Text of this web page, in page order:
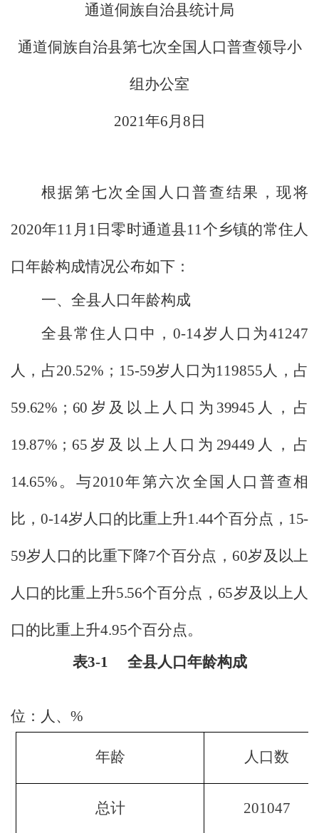
通道侗族自治县统计局
通道侗族自治县第七次全国人口普查领导小
组办公室
2021年6 月 8 日
根据第七次全国人口普查结果，现将
2020年11 月 1 日零时通道县11 个乡镇的常住人
口年龄构成情况公布如下：
一、全县人口年龄构成
全县常住人口中，0-14岁人口为41247
人，占20.52% ； 15-59岁人口为119855 人，占
59.62% ； 60 岁及以上人口为 39945 人，占
19.87% ； 65 岁及以上人口为 29449 人，占
14.65% 。与2010年第六次全国人口普查相
比， 0-14岁人口的比重上升1.44个百分点， 15-
59岁人口的比重下降7个百分点， 60岁及以上
人口的比重上升5.56个百分点， 65岁及以上 人
口的比重上升4.95个百分点。
表3-1 全县人口年龄构成
位：人、 %
年龄 人口数
总计 201047